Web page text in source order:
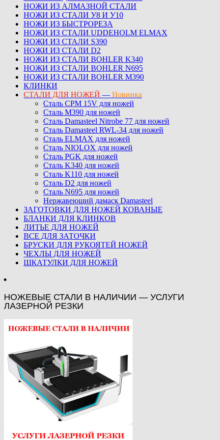
НОЖИ ИЗ АЛМАЗНОЙ СТАЛИ
НОЖИ ИЗ СТАЛИ У8 И У10
НОЖИ ИЗ БЫСТРОРЕЗА
НОЖИ ИЗ СТАЛИ UDDEHOLM ELMAX
НОЖИ ИЗ СТАЛИ S390
НОЖИ ИЗ СТАЛИ D2
НОЖИ ИЗ СТАЛИ BOHLER K340
НОЖИ ИЗ СТАЛИ BOHLER N695
НОЖИ ИЗ СТАЛИ BOHLER M390
КЛИНКИ
СТАЛИ ДЛЯ НОЖЕЙ — Новинка
Сталь CPM 15V для ножей
Сталь M390 для ножей
Сталь Damasteel Nitrobe 77 для ножей
Сталь Damasteel RWL-34 для ножей
Сталь ELMAX для ножей
Сталь NIOLOX для ножей
Сталь PGK для ножей
Сталь K340 для ножей
Сталь K110 для ножей
Сталь D2 для ножей
Сталь N695 для ножей
Нержавеющий дамаск Damasteel
ЗАГОТОВКИ ДЛЯ НОЖЕЙ КОВАНЫЕ
БЛАНКИ ДЛЯ КЛИНКОВ
ЛИТЬЕ ДЛЯ НОЖЕЙ
ВСЕ ДЛЯ ЗАТОЧКИ
БРУСКИ ДЛЯ РУКОЯТЕЙ НОЖЕЙ
ЧЕХЛЫ ДЛЯ НОЖЕЙ
ШКАТУЛКИ ДЛЯ НОЖЕЙ
НОЖЕВЫЕ СТАЛИ В НАЛИЧИИ — УСЛУГИ
ЛАЗЕРНОЙ РЕЗКИ